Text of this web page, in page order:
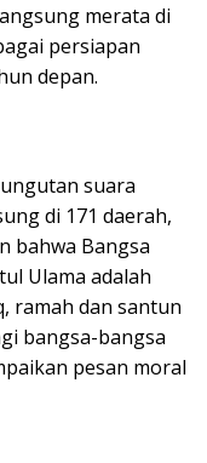
merata di
persiapan
depan.
suara
di 171 daerah,
bahwa Bangsa
Ulama adalah
ramah dan santun
bangsa-bangsa
pesan moral